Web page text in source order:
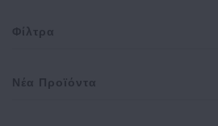
Φίλτρα
Νέα Προϊόντα